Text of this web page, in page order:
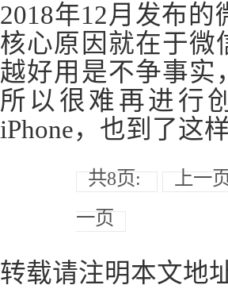
2018年12月发布的
核心原因就在于微
越好用是不争事实
所以很难再进行
iPhone，也到了这
共8页: 上一页
一页
转载请注明本文地址